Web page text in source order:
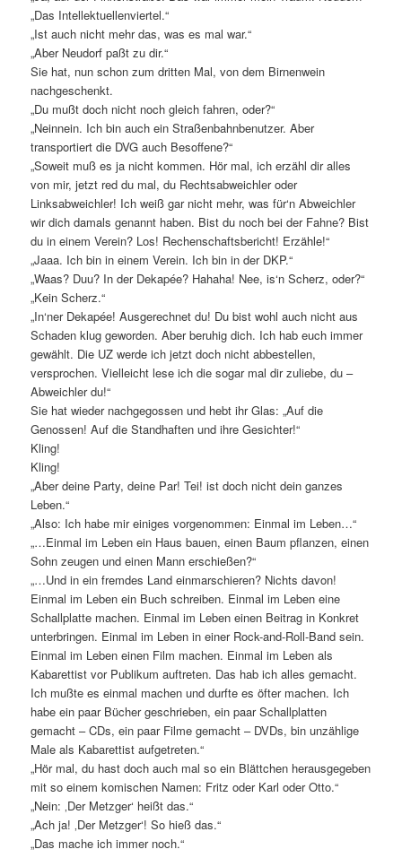
„Das Intellektuellenviertel.“
„Ist auch nicht mehr das, was es mal war.“
„Aber Neudorf paßt zu dir.“
Sie hat, nun schon zum dritten Mal, von dem Birnenwein
nachgeschenkt.
„Du mußt doch nicht noch gleich fahren, oder?“
„Neinnein. Ich bin auch ein Straßenbahnbenutzer. Aber
transportiert die DVG auch Besoffene?“
„Soweit muß es ja nicht kommen. Hör mal, ich erzähl dir alles
von mir, jetzt red du mal, du Rechtsabweichler oder
Linksabweichler! Ich weiß gar nicht mehr, was für‘n Abweichler
wir dich damals genannt haben. Bist du noch bei der Fahne? Bist
du in einem Verein? Los! Rechenschaftsbericht! Erzähle!“
„Jaaa. Ich bin in einem Verein. Ich bin in der DKP.“
„Waas? Duu? In der Dekapée? Hahaha! Nee, is‘n Scherz, oder?“
„Kein Scherz.“
„In‘ner Dekapée! Ausgerechnet du! Du bist wohl auch nicht aus
Schaden klug geworden. Aber beruhig dich. Ich hab euch immer
gewählt. Die UZ werde ich jetzt doch nicht abbestellen,
versprochen. Vielleicht lese ich die sogar mal dir zuliebe, du –
Abweichler du!“
Sie hat wieder nachgegossen und hebt ihr Glas: „Auf die
Genossen! Auf die Standhaften und ihre Gesichter!“
Kling!
Kling!
„Aber deine Party, deine Par! Tei! ist doch nicht dein ganzes
Leben.“
„Also: Ich habe mir einiges vorgenommen: Einmal im Leben…“
„…Einmal im Leben ein Haus bauen, einen Baum pflanzen, einen
Sohn zeugen und einen Mann erschießen?“
„…Und in ein fremdes Land einmarschieren? Nichts davon!
Einmal im Leben ein Buch schreiben. Einmal im Leben eine
Schallplatte machen. Einmal im Leben einen Beitrag in Konkret
unterbringen. Einmal im Leben in einer Rock-and-Roll-Band sein.
Einmal im Leben einen Film machen. Einmal im Leben als
Kabarettist vor Publikum auftreten. Das hab ich alles gemacht.
Ich mußte es einmal machen und durfte es öfter machen. Ich
habe ein paar Bücher geschrieben, ein paar Schallplatten
gemacht – CDs, ein paar Filme gemacht – DVDs, bin unzählige
Male als Kabarettist aufgetreten.“
„Hör mal, du hast doch auch mal so ein Blättchen herausgegeben
mit so einem komischen Namen: Fritz oder Karl oder Otto.“
„Nein: ‚Der Metzger‘ heißt das.“
„Ach ja! ‚Der Metzger‘! So hieß das.“
„Das mache ich immer noch.“